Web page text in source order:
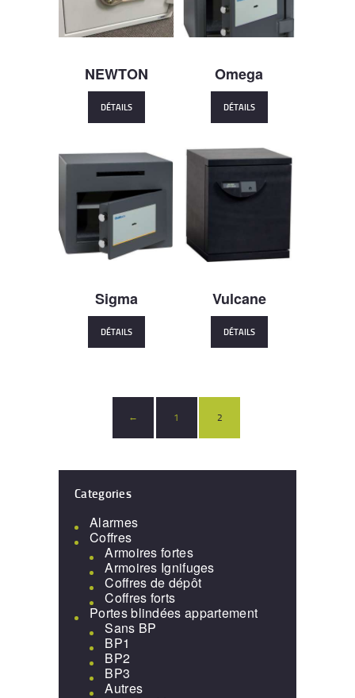
NEWTON
DÉTAILS
Omega
DÉTAILS
Sigma
DÉTAILS
Vulcane
DÉTAILS
← 1 2
Categories
Alarmes
Coffres
Armoires fortes
Armoires Ignifuges
Coffres de dépôt
Coffres forts
Portes blindées appartement
Sans BP
BP1
BP2
BP3
Autres